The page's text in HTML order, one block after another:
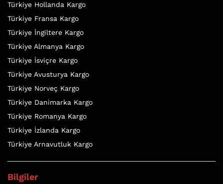
Türkiye Hollanda Kargo
Türkiye Fransa Kargo
Türkiye İngiltere Kargo
Türkiye Almanya Kargo
Türkiye İsviçre Kargo
Türkiye Avusturya Kargo
Türkiye Norveç Kargo
Türkiye Danimarka Kargo
Türkiye Romanya Kargo
Türkiye İzlanda Kargo
Türkiye Arnavutluk Kargo
Bilgiler